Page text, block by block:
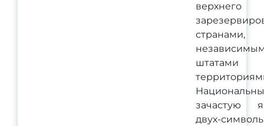
верхнего
странами,
зачастую
двух-